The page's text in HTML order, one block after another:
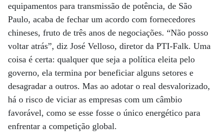
equipamentos para transmissão de potência, de São
Paulo, acaba de fechar um acordo com fornecedores
chineses, fruto de três anos de negociações. “Não posso
voltar atrás”, diz José Velloso, diretor da PTI-Falk. Uma
coisa é certa: qualquer que seja a política eleita pelo
governo, ela termina por beneficiar alguns setores e
desagradar a outros. Mas ao adotar o real desvalorizado,
há o risco de viciar as empresas com um câmbio
favorável, como se esse fosse o único energético para
enfrentar a competição global.